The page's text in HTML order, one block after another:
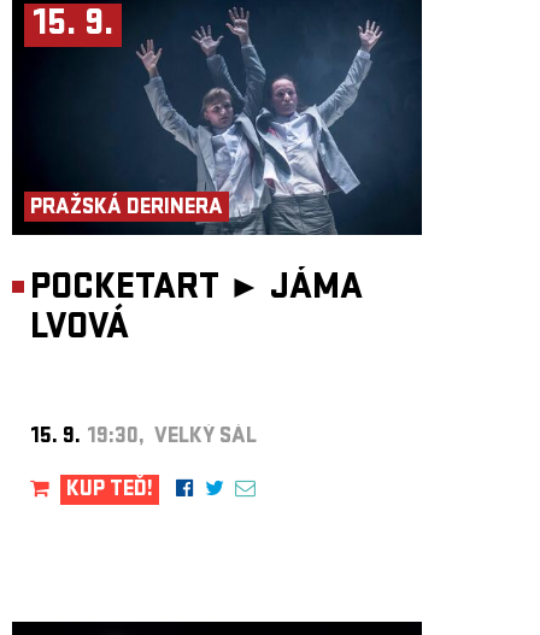
15. 9.
PRAŽSKÁ DERINERA
POCKETART ► JÁMA
LVOVÁ
15. 9. 19:30, VELKÝ SÁL
KUP TEĎ!